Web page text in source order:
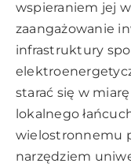
wspieraniem jej
zaangażowanie
infrastruktury
starać się w
lokalnego
wielostronnemu
narzędziem